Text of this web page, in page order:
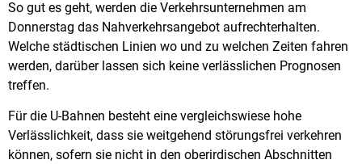
So gut es geht, werden die Verkehrsunternehmen am
Donnerstag das Nahverkehrsangebot aufrechterhalten.
Welche städtischen Linien wo und zu welchen Zeiten fahren
werden, darüber lassen sich keine verlässlichen Prognosen
treffen.
Für die U-Bahnen besteht eine vergleichswiese hohe
Verlässlichkeit, dass sie weitgehend störungsfrei verkehren
können, sofern sie nicht in den oberirdischen Abschnitten